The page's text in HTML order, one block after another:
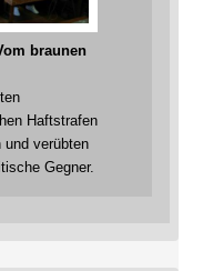
braunen
Haftstrafen
und verübten
Gegner.